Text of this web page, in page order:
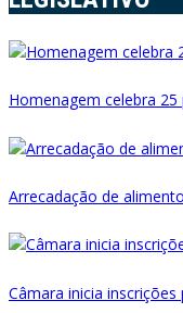
Homenagem celebra 25
Arrecadação de
Câmara inicia